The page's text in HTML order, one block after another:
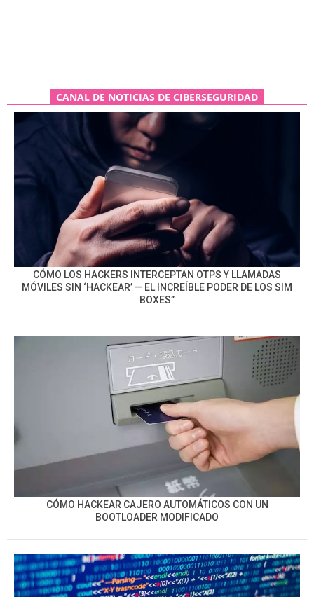
CANAL DE NOTICIAS DE CIBERSEGURIDAD
CÓMO LOS HACKERS INTERCEPTAN OTPS Y LLAMADAS
MÓVILES SIN ‘HACKEAR’ — EL INCREÍBLE PODER DE LOS SIM
BOXES”
CÓMO HACKEAR CAJERO AUTOMÁTICOS CON UN
BOOTLOADER MODIFICADO